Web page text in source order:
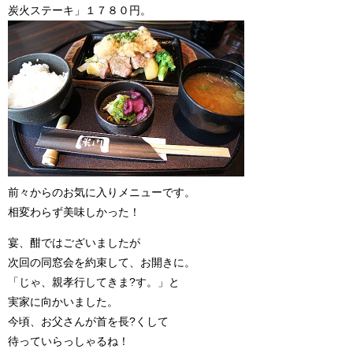
炭火ステーキ」１７８０円。
前々からのお気に入りメニューです。
相変わらず美味しかった！
宴、酣ではございましたが
次回の同窓会を約束して、お開きに。
「じゃ、親孝行してきま?す。」と
実家に向かいました。
今頃、お父さんが首を長?くして
待っていらっしゃるね！